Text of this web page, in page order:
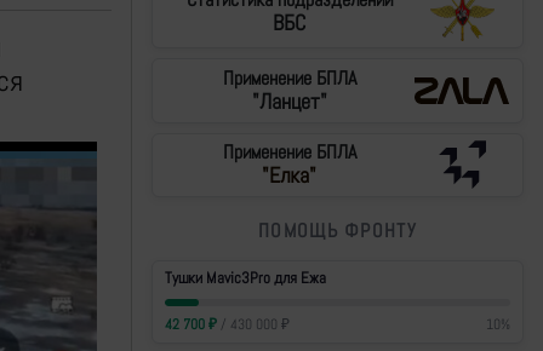
ВБС
Применение БПЛА
"Ланцет"
Применение БПЛА
"Елка"
ПОМОЩЬ ФРОНТУ
Тушки Mavic3Pro для Ежа
42 700₽/ 430 000 ₽ 10%